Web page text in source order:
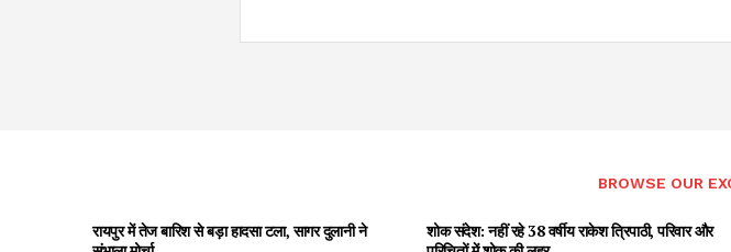
BROWSE OUR
रायपुर में तेज बारिश से बड़ा हादसा टला, सागर दुलानी ने
शोक संदेश: नहीं रहे 38 वर्षीय राकेश त्रिपाठी, परिवार और